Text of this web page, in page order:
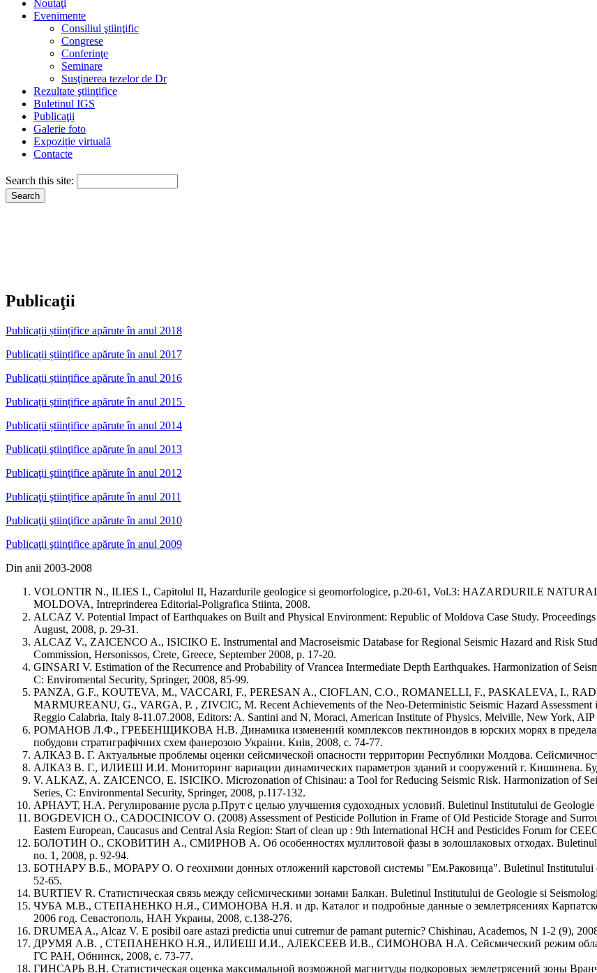
Noutaţi
Evenimente
Consiliul ştiinţific
Congrese
Conferinţe
Seminare
Susţinerea tezelor de Dr
Rezultate ştiinţifice
Buletinul IGS
Publicaţii
Galerie foto
Expoziție virtuală
Contacte
Search this site:
Publicaţii
Publicații științifice apărute în anul 2018
Publicații științifice apărute în anul 2017
Publicații științifice apărute în anul 2016
Publicații științifice apărute în anul 2015
Publicații științifice apărute în anul 2014
Publicaţii ştiinţifice apărute în anul 2013
Publicaţii ştiinţifice apărute în anul 2012
Publicaţii ştiinţifice apărute în anul 2011
Publicaţii ştiinţifice apărute în anul 2010
Publicaţii ştiinţifice apărute în anul 2009
Din anii 2003-2008
VOLONTIR N., ILIES I., Capitolul II, Hazardurile geologice si geomorfologice, p.20-61, Vol.3: HAZARDURILE
MOLDOVA, Intreprinderea Editorial-Poligrafica Stiinta, 2008.
ALCAZ V. Potential Impact of Earthquakes on Built and Physical Environment: Republic of Moldova Case Study.
August, 2008, p. 29-31.
ALCAZ V., ZAICENCO A., ISICIKO E. Instrumental and Macroseismic Database for Regional Seismic Hazard and Risk
Commission, Hersonissos, Crete, Greece, September 2008, p. 17-20.
GINSARI V. Estimation of the Recurrence and Probability of Vrancea Intermediate Depth Earthquakes. Harmonization of
C: Enviromental Security, Springer, 2008, 85-99.
PANZA, G.F., KOUTEVA, M., VACCARI, F., PERESAN A., CIOFLAN, C.O., ROMANELLI, F., PASKALEVA, I.,
MARMUREANU, G., VARGA, P. , ZIVCIC, M. Recent Achievements of the Neo-Deterministic Seismic Hazard Assessment
Reggio Calabria, Italy 8-11.07.2008, Editors: A. Santini and N, Moraci, American Institute of Physics, Melville, New York,
РОМАНОВ Л.Ф., ГРЕБЕНЩИКОВА Н.В. Динамика изменений комплексов пектиноидов в юрских морях в пределах
побудови стратиграфiчних схем фанерозою Украiни. Киiв, 2008, с. 74-77.
АЛКАЗ В. Г. Актуальные проблемы оценки сейсмической опасности территории Республики Молдова.
АЛКАЗ В. Г., ИЛИЕШ И.И. Мониторинг вариации динамических параметров зданий и сооружений г. Кишинева.
V. ALKAZ, A. ZAICENCO, E. ISICIKO. Microzonation of Chisinau: a Tool for Reducing Seismic Risk. Harmonization of
Series, C: Environmental Security, Springer, 2008, p.117-132.
АРНАУТ, Н.А. Регулирование русла р.Прут с целью улучшения судоходных условий. Buletinul Institutului de Geologie
BOGDEVICH O., CADOCINICOV O. (2008) Assessment of Pesticide Pollution in Frame of Old Pesticide Storage and
Eastern European, Caucasus and Central Asia Region: Start of clean up : 9th International HCH and Pesticides Forum for
БОЛОТИН О., СКОВИТИН А., СМИРНОВ А. Об особенностях муллитовой фазы в золошлаковых отходах. Buletinul
no. 1, 2008, p. 92-94.
БОТНАРУ В.Б., МОРАРУ О. О геохимии донных отложений карстовой системы "Ем.Раковица". Buletinul Institutului
52-65.
BURTIEV R. Статистическая связь между сейсмическими зонами Балкан. Buletinul Institutului de Geologie si
ЧУБА М.В., СТЕПАНЕНКО Н.Я., СИМОНОВА Н.Я. и др. Каталог и подробные данные о землетрясениях
2006 год. Севастополь, НАН Украиы, 2008, с.138-276.
DRUMEA A., Alcaz V. E posibil oare astazi predictia unui cutremur de pamant puternic? Chishinau, Academos, N 1-2 (9),
ДРУМЯ А.В. , СТЕПАНЕНКО Н.Я., ИЛИЕШ И.И., АЛЕКСЕЕВ И.В., СИМОНОВА Н.А. Сейсмический режим области
ГС РАН, Обнинск, 2008, с. 73-77.
ГИНСАРЬ В.Н. Статистическая оценка максимальной возможной магнитуды подкоровых землетрясений зоны